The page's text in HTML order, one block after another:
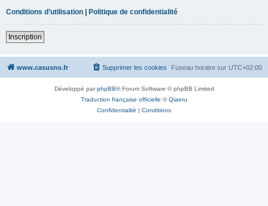
Conditions d’utilisation | Politique de confidentialité
Inscription
www.casusno.fr Fuseau horaire sur UTC+02:00
Supprimer les cookies
Développé parphpBB® Forum Software © phpBB Limited
Traduction française officielle ©Qiaeru
Confidentialité | Conditions